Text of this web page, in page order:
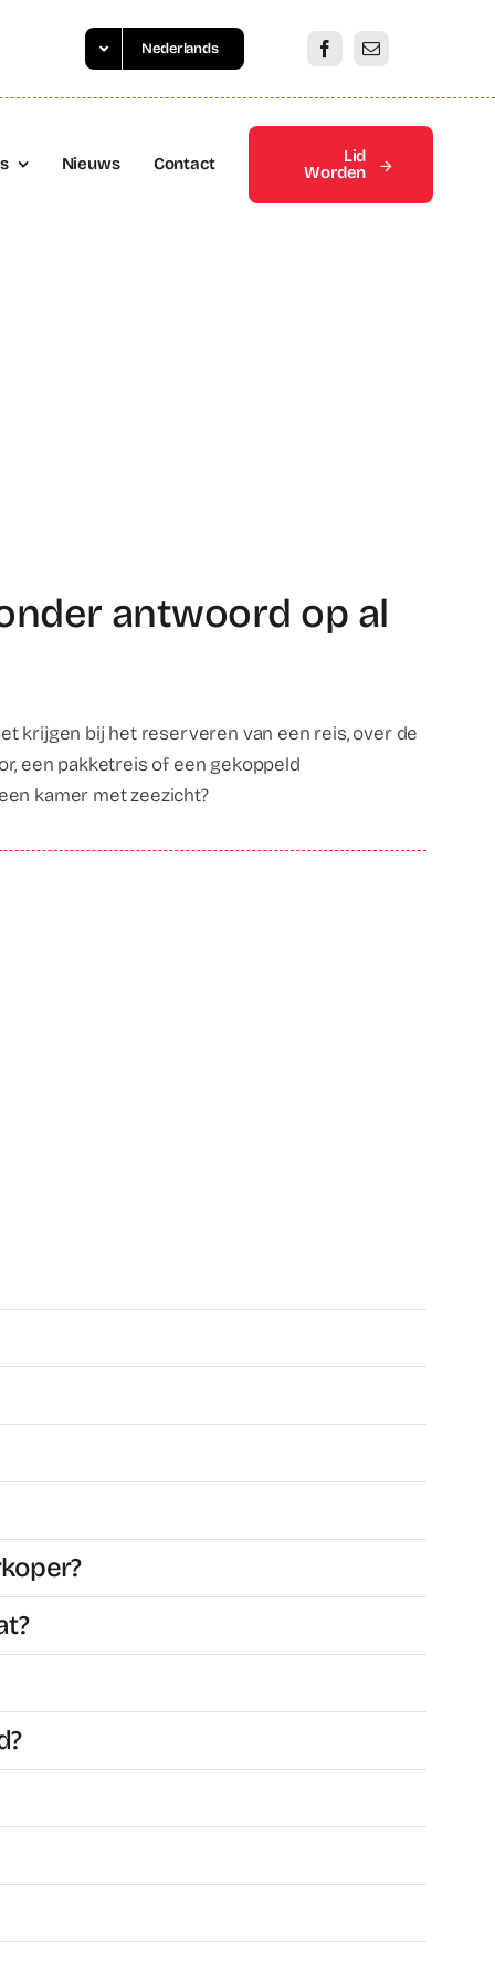
Nederlands
Nieuws Contact
Lid
Worden
antwoord op al
krijgen bij het reserveren van een reis, over de
een pakketreis of een gekoppeld
kamer met zeezicht?